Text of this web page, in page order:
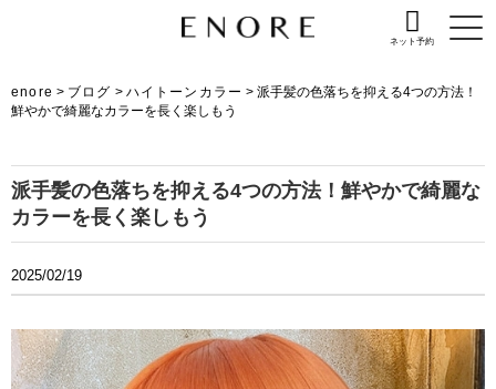
ネット予約
enore > ブログ > ハイトーンカラー >派手髪の色落ちを抑える4つの方法！
鮮やかで綺麗なカラーを長く楽しもう
派手髪の色落ちを抑える4つの方法！鮮やかで綺麗な
カラーを長く楽しもう
2025/02/19